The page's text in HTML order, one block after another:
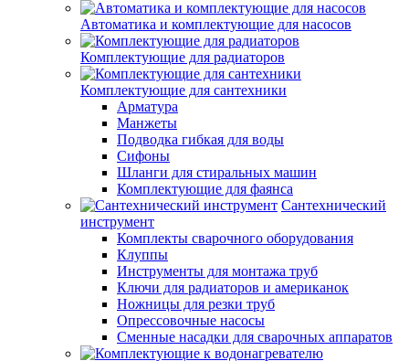
Автоматика и комплектующие для насосов
Комплектующие для радиаторов
Комплектующие для сантехники
Арматура
Манжеты
Подводка гибкая для воды
Сифоны
Шланги для стиральных машин
Комплектующие для фаянса
Сантехнический
инструмент
Комплекты сварочного оборудования
Клуппы
Инструменты для монтажа труб
Ключи для радиаторов и американок
Ножницы для резки труб
Опрессовочные насосы
Сменные насадки для сварочных аппаратов